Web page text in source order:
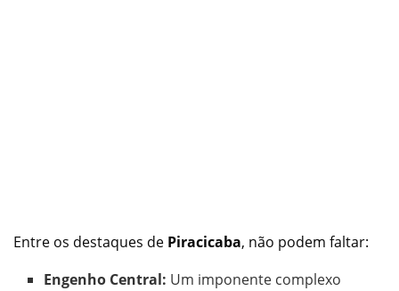
Entre os destaques de Piracicaba, não podem faltar:
Engenho Central: Um imponente complexo